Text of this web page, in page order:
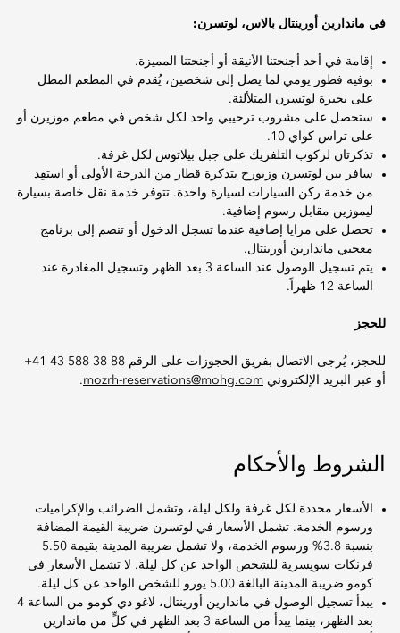
في ماندارين أورينتال بالاس، لوتسرن:
إقامة في أحد أجنحتنا الأنيقة أو أجنحتنا المميزة.
بوفيه فطور يومي لما يصل إلى شخصين، يُقدم في المطعم المطل
على بحيرة لوتسرن المتلألئة.
ستحصل على مشروب ترحيبي واحد لكل شخص في مطعم موزيرن أو
على تراس كواي 10.
تذكرتان لركوب التلفريك على جبل بيلاتوس لكل غرفة.
سافر بين لوتسرن وزيورخ بتذكرة قطار من الدرجة الأولى أو استفِد
من خدمة ركن السيارات لسيارة واحدة. تتوفر خدمة نقل خاصة بسيارة
ليموزين مقابل رسوم إضافية.
تحصل على مزايا إضافية عندما تسجل الدخول أو تنضم إلى برنامج
معجبي ماندارين أورينتال.
يتم تسجيل الوصول عند الساعة 3 بعد الظهر وتسجيل المغادرة عند
الساعة 12 ظهراً.
للحجز
للحجز، يُرجى الاتصال بفريق الحجوزات على الرقم ‎+41 43 588 38 88
أو عبر البريد الإلكتروني mozrh-reservations@mohg.com
.
الشروط والأحكام
الأسعار محددة لكل غرفة ولكل ليلة، وتشمل الضرائب والإكراميات
ورسوم الخدمة. تشمل الأسعار في لوتسرن ضريبة القيمة المضافة
بنسبة 3.8% ورسوم الخدمة، ولا تشمل ضريبة المدينة بقيمة 5.50
فرنكات سويسرية للشخص الواحد عن كل ليلة. لا تشمل الأسعار في
كومو ضريبة المدينة البالغة 5.00 يورو للشخص الواحد عن كل ليلة.
يبدأ تسجيل الوصول في ماندارين أورينتال، لاغو دي كومو من الساعة 4
بعد الظهر، بينما يبدأ من الساعة 3 بعد الظهر في كلٍّ من ماندارين